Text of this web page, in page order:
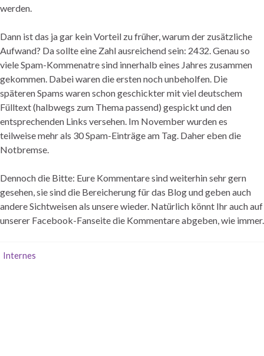
werden.
Dann ist das ja gar kein Vorteil zu früher, warum der zusätzliche
Aufwand? Da sollte eine Zahl ausreichend sein: 2432. Genau so
viele Spam-Kommenatre sind innerhalb eines Jahres zusammen
gekommen. Dabei waren die ersten noch unbeholfen. Die
späteren Spams waren schon geschickter mit viel deutschem
Fülltext (halbwegs zum Thema passend) gespickt und den
entsprechenden Links versehen. Im November wurden es
teilweise mehr als 30 Spam-Einträge am Tag. Daher eben die
Notbremse.
Dennoch die Bitte: Eure Kommentare sind weiterhin sehr gern
gesehen, sie sind die Bereicherung für das Blog und geben auch
andere Sichtweisen als unsere wieder. Natürlich könnt Ihr auch auf
unserer Facebook-Fanseite die Kommentare abgeben, wie immer.
Internes